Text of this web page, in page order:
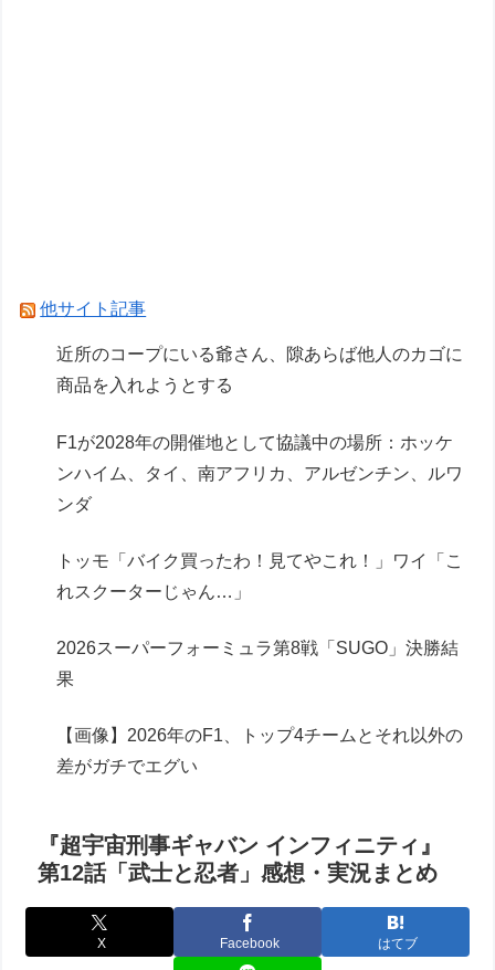
他サイト記事
近所のコープにいる爺さん、隙あらば他人のカゴに
商品を入れようとする
F1が2028年の開催地として協議中の場所：ホッケ
ンハイム、タイ、南アフリカ、アルゼンチン、ルワ
ンダ
トッモ「バイク買ったわ！見てやこれ！」ワイ「こ
れスクーターじゃん…」
2026スーパーフォーミュラ第8戦「SUGO」決勝結
果
【画像】2026年のF1、トップ4チームとそれ以外の
差がガチでエグい
『超宇宙刑事ギャバン インフィニティ』
第12話「武士と忍者」感想・実況まとめ
X Facebook はてブ